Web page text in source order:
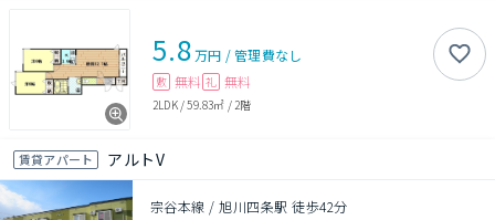
5.8万円 /管理費なし
敷 無料 礼 無料
2LDK/59.83㎡ / 2階
賃貸アパート アルトV
宗谷本線 / 旭川四条駅 徒歩42分